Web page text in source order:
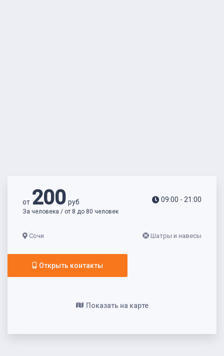
от 200руб
За человека / от 8 до 80 человек
09:00 - 21:00
Сочи Шатры и навесы
Открыть контакты
Показать на карте